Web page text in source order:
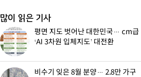
많이 읽은 기사
평면 지도 벗어난 대한민국… cm급
‘AI 3차원 입체지도’ 대전환
비수기 잊은 8월 분양… 2.8만 가구